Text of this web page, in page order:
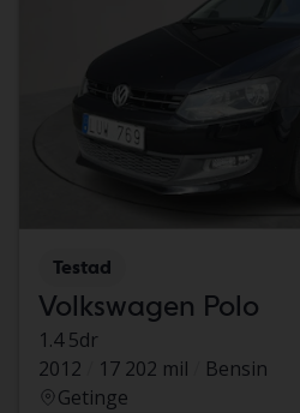
Testad
Volkswagen Polo
1.4 5dr
2012
17 202 mil
Bensin
Getinge